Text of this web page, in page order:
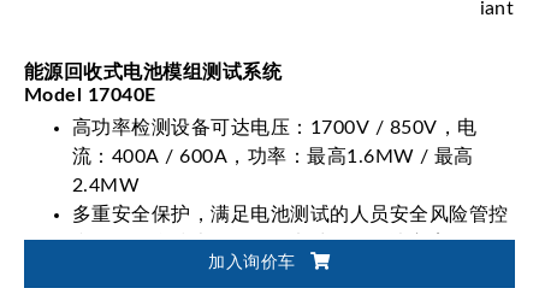
能源回收式电池模组测试系统
Model 17040E
高功率检测设备可达电压：1700V / 850V，电
流：400A / 600A，功率：最高1.6MW / 最高
2.4MW
多重安全保护，满足电池测试的人员安全风险管控
弹性化整合技术，自动化电池验证解决方案
加入询价车